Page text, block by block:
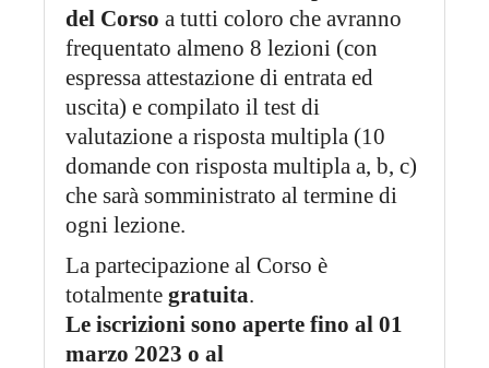
del Corso a tutti coloro che avranno
frequentato almeno 8 lezioni (con
espressa attestazione di entrata ed
uscita) e compilato il test di
valutazione a risposta multipla (10
domande con risposta multipla a, b, c)
che sarà somministrato al termine di
ogni lezione.
La partecipazione al Corso è
totalmente gratuita.
Le iscrizioni sono aperte fino al 01
marzo 2023 o al